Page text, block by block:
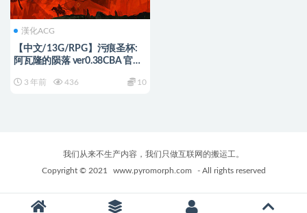
漢化ACG
【中文/13G/RPG】污痕圣杯:
阿瓦隆的陨落 ver0.38CBA 官方
3 年前 436 10
我们从来不生产内容，我们只做互联网的搬运工。
Copyright © 2021
www.pyromorph.com - All rights reserved